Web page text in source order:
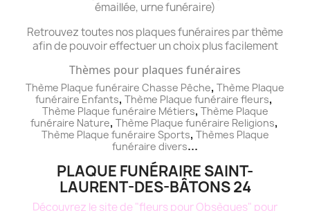
émaillée, urne funéraire)
Retrouvez toutes nos plaques funéraires par thème
afin de pouvoir effectuer un choix plus facilement
Thèmes pour plaques funéraires
Thème Plaque funéraire Chasse Pêche, Thème Plaque
funéraire Enfants, Thème Plaque funéraire fleurs,
Thème Plaque funéraire Métiers, Thème Plaque
funéraire Nature, Thème Plaque funéraire Religions,
Thème Plaque funéraire Sports, Thèmes Plaque
funéraire divers...
PLAQUE FUNÉRAIRE SAINT-
LAURENT-DES-BÂTONS 24
Découvrez le site de "fleurs pour Obsèques" pour